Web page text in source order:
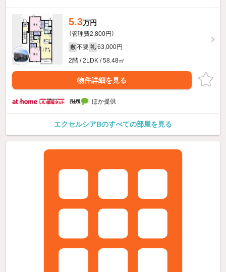
5.3万円
（管理費2,800円）
敷 不要 礼 63,000円
2階 / 2LDK / 58.48㎡
物件詳細を見る
ほか提供
エクセルシアBのすべての部屋を見る